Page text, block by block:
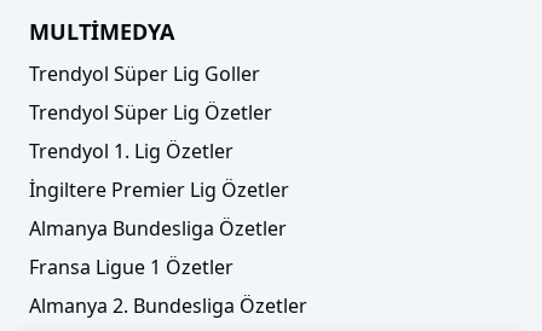
MULTİMEDYA
Trendyol Süper Lig Goller
Trendyol Süper Lig Özetler
Trendyol 1. Lig Özetler
İngiltere Premier Lig Özetler
Almanya Bundesliga Özetler
Fransa Ligue 1 Özetler
Almanya 2. Bundesliga Özetler